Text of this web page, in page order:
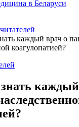
в Беларуси
каждый врач о
коагулопатией?